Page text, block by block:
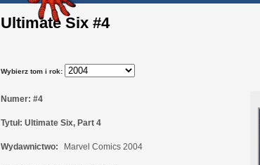
Ultimate Six #4
Wybierz tom i rok:
Numer: #4
Tytuł: Ultimate Six, Part 4
Wydawnictwo: Marvel Comics 2004